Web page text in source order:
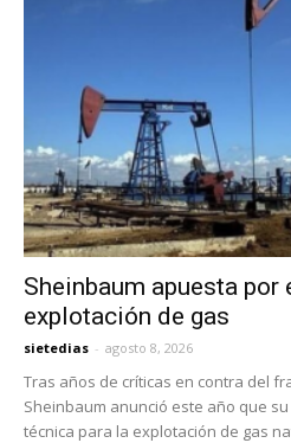
Sheinbaum apuesta por
explotación de gas
sietedias - agosto 8, 2026
Tras años de críticas en contra del
Sheinbaum anunció este año que
técnica para la explotación de gas